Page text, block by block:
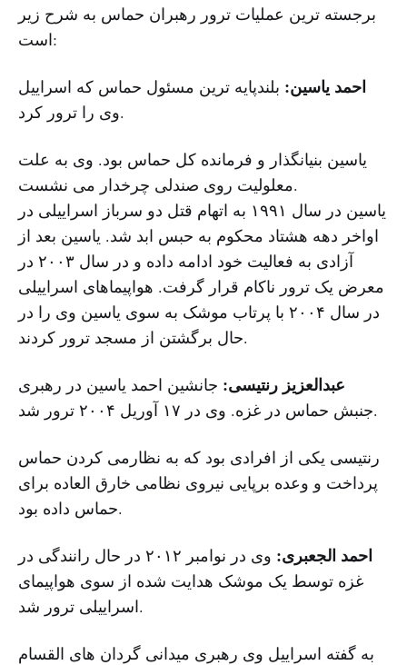
برجسته ترین عملیات ترور رهبران حماس به شرح زیر
است:
احمد یاسین: بلندپایه ترین مسئول حماس که اسراییل
وی را ترور کرد.
یاسین بنیانگذار و فرمانده کل حماس بود. وی به علت
معلولیت روی صندلی چرخدار می نشست.
یاسین در سال ۱۹۹۱ به اتهام قتل دو سرباز اسراییلی در
اواخر دهه هشتاد محکوم به حبس ابد شد. یاسین بعد از
آزادی به فعالیت خود ادامه داده و در سال ۲۰۰۳ در
معرض یک ترور ناکام قرار گرفت. هواپیماهای اسراییلی
در سال ۲۰۰۴ با پرتاب موشک به سوی یاسین وی را در
حال برگشتن از مسجد ترور کردند.
عبدالعزیز رنتیسی: جانشین احمد یاسین در رهبری
جنبش حماس در غزه. وی در ۱۷ آوریل ۲۰۰۴ ترور شد.
رنتیسی یکی از افرادی بود که به نظارمی کردن حماس
پرداخت و وعده برپایی نیروی نظامی خارق العاده برای
حماس داده بود.
احمد الجعبری:
وی در نوامبر ۲۰۱۲ در حال رانندگی در
غزه توسط یک موشک هدایت شده از سوی هواپیمای
اسراییلی ترور شد.
به گفته اسراییل وی رهبری میدانی گردان های القسام